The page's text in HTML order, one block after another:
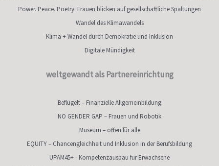
Power. Peace. Poetry. Frauen blicken auf gesellschaftliche Spaltungen
Wandel des Klimawandels
Klima + Wandel durch Demokratie und Inklusion
Digitale Mündigkeit
weltgewandt als Partnereinrichtung
Beflügelt – Finanzielle Allgemeinbildung
NO GENDER GAP – Frauen und Robotik
Museum – offen für alle
EQUITY – Chancengleichheit und Inklusion in der Berufsbildung
UPAM45+ - Kompetenzausbau für Erwachsene